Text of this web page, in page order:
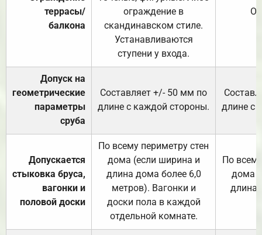
террасы/
балкона
ограждение в
скандинавском стиле.
Устанавливаются
ступени у входа.
Допуск на
геометрические
параметры
сруба
Составляет +/- 50 мм по
длине с каждой стороны.
длине с
Допускается
стыковка бруса,
вагонки и
половой доски
По всему периметру стен
дома (если ширина и
длина дома более 6,0
метров). Вагонки и
доски пола в каждой
отдельной комнате.
По
дома
длина